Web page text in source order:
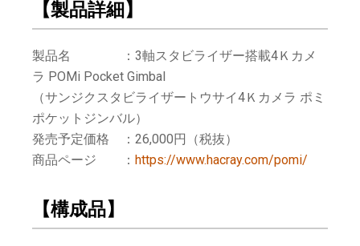
【製品詳細】
製品名 ：3軸スタビライザー搭載4Ｋカメ
ラ POMi Pocket Gimbal
（サンジクスタビライザートウサイ4Ｋカメラ ポミ
ポケットジンバル）
発売予定価格 ：26,000円（税抜）
商品ページ ： https://www.hacray.com/pomi/
【構成品】